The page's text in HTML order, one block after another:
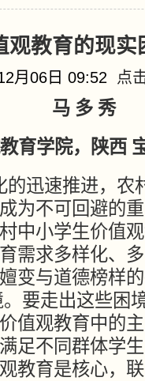
观教育的现
月06日 09:52 点
马 多 秀
教育学院，陕西
的迅速推进，
为不可回避的
中小学生价值
需求多样化、
变与道德榜样
要走出这些困
值观教育中的
足不同群体学
教育是核心，